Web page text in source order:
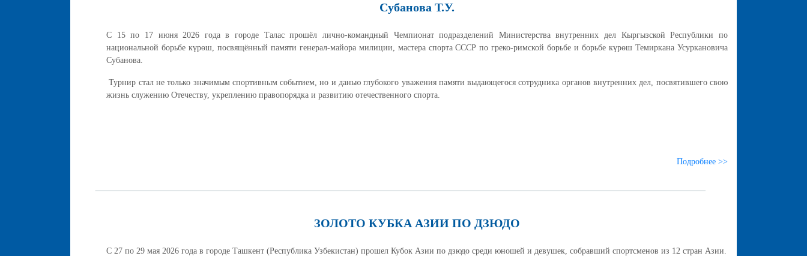
Субанова Т.У.
С 15 по 17 июня 2026 года в городе Талас прошёл лично-командный Чемпионат подразделений Министерства внутренних дел Кыргызской Республики по
национальной борьбе күрөш, посвящённый памяти генерал-майора милиции, мастера спорта СССР по греко-римской борьбе и борьбе күрөш Темиркана Усуркановича
Субанова.
Турнир стал не только значимым спортивным событием, но и данью глубокого уважения памяти выдающегося сотрудника органов внутренних дел, посвятившего свою
жизнь служению Отечеству, укреплению правопорядка и развитию отечественного спорта.
Подробнее >>
ЗОЛОТО КУБКА АЗИИ ПО ДЗЮДО
С 27 по 29 мая 2026 года в городе Ташкент (Республика Узбекистан) прошел Кубок Азии по дзюдо среди юношей и девушек, собравший спортсменов из 12 стран Азии.